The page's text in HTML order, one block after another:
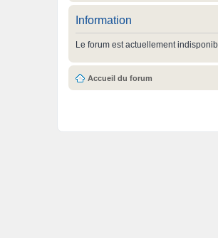
Information
Le forum est actuellement
Accueil du forum